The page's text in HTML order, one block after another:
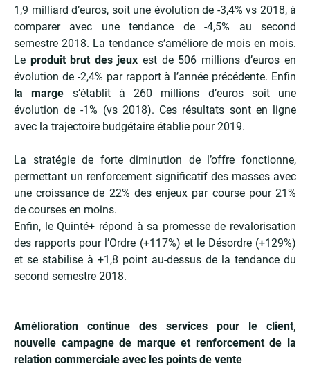
1,9 milliard d’euros, soit une évolution de -3,4% vs 2018, à
comparer avec une tendance de -4,5% au second
semestre 2018. La tendance s’améliore de mois en mois.
Le produit brut des jeuxest de 506 millions d’euros en
évolution de -2,4% par rapport à l’année précédente. Enfin
la marge s’établit à 260 millions d’euros soit une
évolution de -1% (vs 2018). Ces résultats sont en ligne
avec la trajectoire budgétaire établie pour 2019.
La stratégie de forte diminution de l’offre fonctionne,
permettant un renforcement significatif des masses avec
une croissance de 22% des enjeux par course pour 21%
de courses en moins.
Enfin, le Quinté+ répond à sa promesse de revalorisation
des rapports pour l’Ordre (+117%) et le Désordre (+129%)
et se stabilise à +1,8 point au-dessus de la tendance du
second semestre 2018.
Amélioration continue des services pour le client,
nouvelle campagne de marque et renforcement de la
relation commerciale avec les points de vente